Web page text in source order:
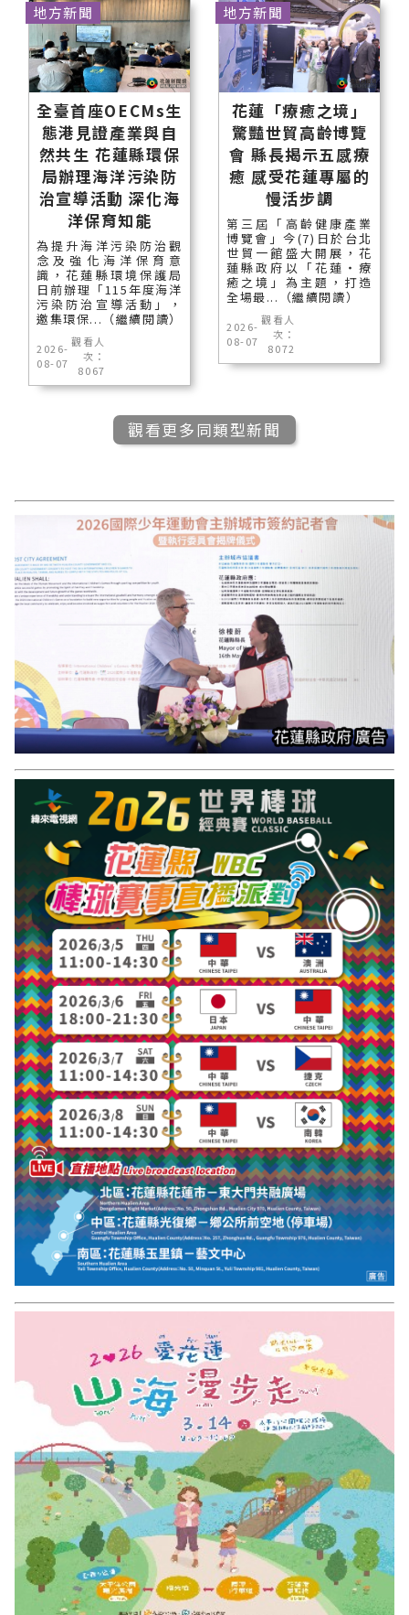
全臺首座OECMs生
態港見證產業與自
然共生 花蓮縣環保
局辦理海洋污染防
治宣導活動 深化海
洋保育知能
為提升海洋污染防治觀
念及強化海洋保育意
識，花蓮縣環境保護局
日前辦理「115年度海洋
污染防治宣導活動」，
邀集環保...（繼續閱讀）
2026-
08-07
觀看人
次：
8067
地方新聞
花蓮「療癒之境」
驚豔世貿高齡博覽
會 縣長揭示五感療
癒 感受花蓮專屬的
慢活步調
第三屆「高齡健康產業
博覽會」今(7)日於台北
世貿一館盛大開展，花
蓮縣政府以「花蓮‧療
癒之境」為主題，打造
全場最...（繼續閱讀）
2026-
08-07
觀看人
次：
8072
地方新聞
觀看更多同類型新聞